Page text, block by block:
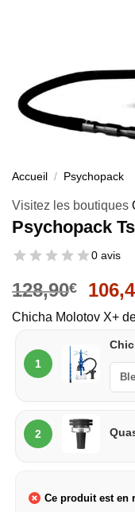
Accueil / Psychopack
Visitez les boutiques
Psychopack
0 avis
128,90€
Chicha Molotov X+
1
Tsar
2
Ce produit est en